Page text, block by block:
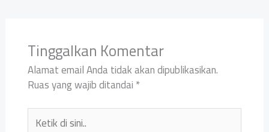
Tinggalkan Komentar
Alamat email Anda tidak akan dipublikasikan.
Ruas yang wajib ditandai*
Ketik